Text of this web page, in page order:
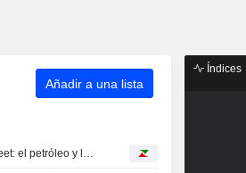
Añadir a una lista
Ayer en Wall Street: el petróleo y las decepciones en el software arrastran al mercado
Índices